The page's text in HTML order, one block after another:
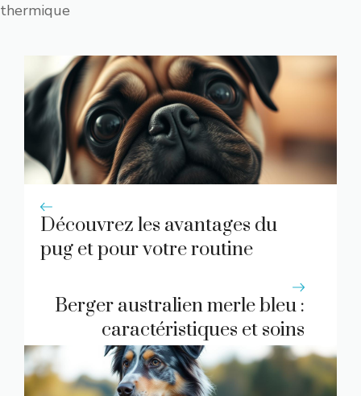
thermique
Découvrez les avantages du
pug et pour votre routine
Berger australien merle bleu :
caractéristiques et soins